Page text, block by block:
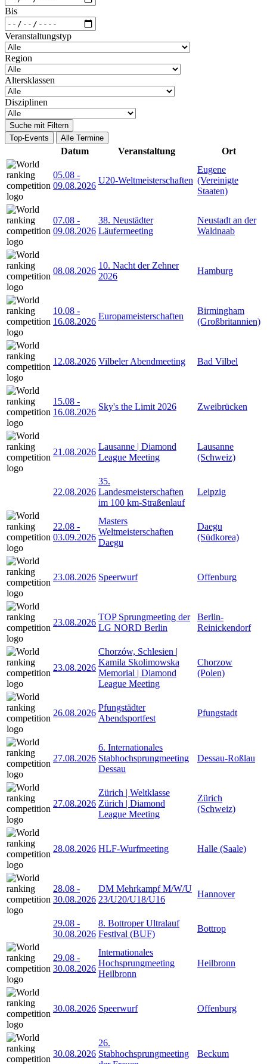
Bis
Veranstaltungstyp
Region
Altersklassen
Disziplinen
Suche mit Filtern
Top-Events
Alle Termine
Datum Veranstaltung Ort
05.08 -
09.08.2026
U20-Weltmeisterschaften
Eugene
(Vereinigte
Staaten)
07.08 -
09.08.2026
38. Neustädter
Läufermeeting
Neustadt an der
Waldnaab
08.08.2026
10. Nacht der Zehner
2026
Hamburg
10.08 -
16.08.2026
Europameisterschaften
Birmingham
(Großbritannien)
12.08.2026 Vilbeler Abendmeeting Bad Vilbel
15.08 -
16.08.2026
Sky's the Limit 2026 Zweibrücken
21.08.2026
Lausanne | Diamond
League Meeting
Lausanne
(Schweiz)
22.08.2026
35.
Landesmeisterschaften
im 100 km-Straßenlauf
Leipzig
22.08 -
03.09.2026
Masters
Weltmeisterschaften
Daegu
Daegu
(Südkorea)
23.08.2026 Speerwurf Offenburg
23.08.2026
TOP Sprungmeeting der
LG NORD Berlin
Berlin-
Reinickendorf
23.08.2026
Chorzów, Schlesien |
Kamila Skolimowska
Memorial | Diamond
League Meeting
Chorzow
(Polen)
26.08.2026
Pfungstädter
Abendsportfest
Pfungstadt
27.08.2026
6. Internationales
Stabhochsprungmeeting
Dessau
Dessau-Roßlau
27.08.2026
Zürich | Weltklasse
Zürich | Diamond
League Meeting
Zürich
(Schweiz)
28.08.2026 HLF-Wurfmeeting Halle (Saale)
28.08 -
30.08.2026
DM Mehrkampf M/W/U
23/U20/U18/U16
Hannover
29.08 -
30.08.2026
8. Bottroper Ultralauf
Festival (BUF)
Bottrop
29.08 -
30.08.2026
Internationales
Hochsprungmeeting
Heilbronn
Heilbronn
30.08.2026 Speerwurf Offenburg
30.08.2026
26.
Stabhochsprungmeeting
Beckum